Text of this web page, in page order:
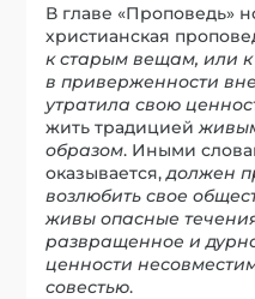
В главе «Проповедь»
христианская
к старым вещам, или
в приверженности
утратила свою
жить традицией
образом. Иными
оказывается,должен
возлюбить свое
живы опасные
развращенное и
ценности
совестью.